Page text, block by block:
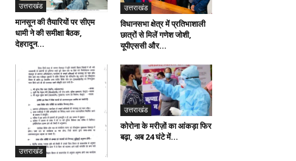
उत्तराखंड
मानसून की तैयारियों पर सीएम
धामी ने की समीक्षा बैठक,
देहरादून...
उत्तराखंड
विधानसभा क्षेत्र में प्रतिभाशाली
छात्रों से मिलें गणेश जोशी,
यूपीएससी और...
उत्तराखंड
उत्तराखंड
कोरोना के मरीज़ों का आंकड़ा फिर
बढ़ा, अब 24 घंटे में...